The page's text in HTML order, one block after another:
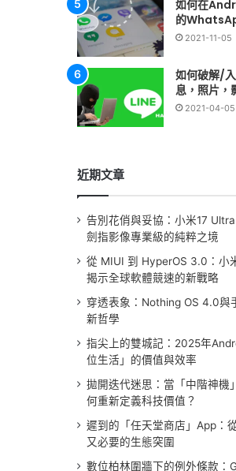
如何在
的
2021-11-05
如何破解/
息，照片，
2021-04-05
近期文章
告別花俏與妥協：小米17
劍指影像專業級的純粹之境
從 MIUI 到 HyperOS 3.0：小
揭示全球軟體競速的新戰略
穿透表象：Nothing OS 4.0與
新哲學
指尖上的雙城記：2025年
位生活」的價值與效率
拋開迭代迷思：當「中階神機
何重新定義科技價值？
遲到的「任天堂商店」App：
又必要的生態突圍
數位柏林圍牆下的例外條款：